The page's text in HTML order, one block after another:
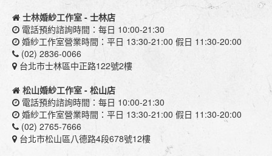
士林婚紗工作室 - 士林店
電話預約諮詢時間：每日 10:00-21:30
婚紗工作室營業時間：平日 13:30-21:00 假日 11:30-20:00
(02) 2836-0066
台北市士林區中正路122號2樓
松山婚紗工作室 - 松山店
電話預約諮詢時間：每日 10:00-21:30
婚紗工作室營業時間：平日 13:30-21:00 假日 11:30-20:00
(02) 2765-7666
台北市松山區八德路4段678號12樓